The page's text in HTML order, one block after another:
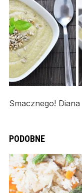
Smacznego! Diana
PODOBNE